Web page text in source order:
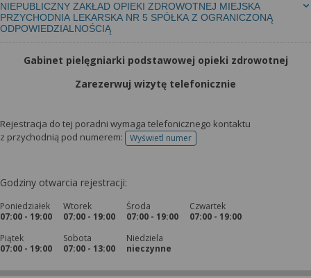
NIEPUBLICZNY ZAKŁAD OPIEKI ZDROWOTNEJ MIEJSKA
PRZYCHODNIA LEKARSKA NR 5 SPÓŁKA Z OGRANICZONĄ
ODPOWIEDZIALNOŚCIĄ
Gabinet pielęgniarki podstawowej opieki zdrowotnej
Zarezerwuj wizytę telefonicznie
Rejestracja do tej poradni wymaga telefonicznego kontaktu
z przychodnią pod numerem:
Wyświetl numertelefonu do rejestracji
Godziny otwarcia rejestracji:
Poniedziałek
07:00 - 19:00
Wtorek
07:00 - 19:00
Środa
07:00 - 19:00
Czwartek
07:00 - 19:00
Piątek
07:00 - 19:00
Sobota
07:00 - 13:00
Niedziela
nieczynne